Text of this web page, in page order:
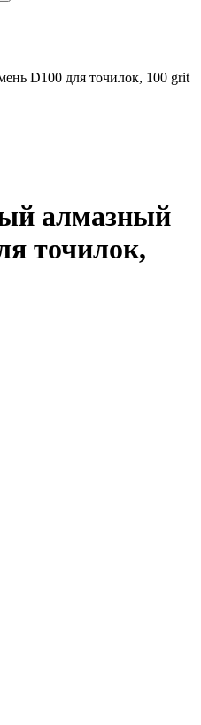
D100 для точилок, 100 grit
алмазный
точилок,